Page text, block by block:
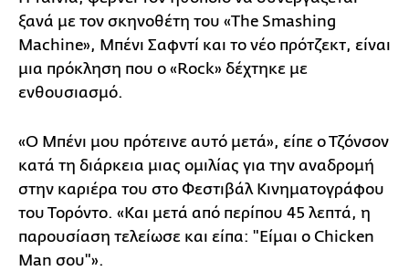
ξανά με τον σκηνοθέτη του «The Smashing
Machine», Μπένι Σαφντί και το νέο πρότζεκτ, είναι
μια πρόκληση που ο «Rock» δέχτηκε με
ενθουσιασμό.
«Ο Μπένι μου πρότεινε αυτό μετά», είπε ο Τζόνσον
κατά τη διάρκεια μιας ομιλίας για την αναδρομή
στην καριέρα του στο Φεστιβάλ Κινηματογράφου
του Τορόντο. «Και μετά από περίπου 45 λεπτά, η
παρουσίαση τελείωσε και είπα: "Είμαι ο Chicken
Man σου"».